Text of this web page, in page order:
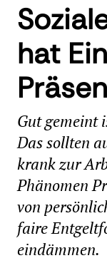
hat
Gut gemeint
Das sollten
krank zur
Phänomen
von
faire
eindämmen.